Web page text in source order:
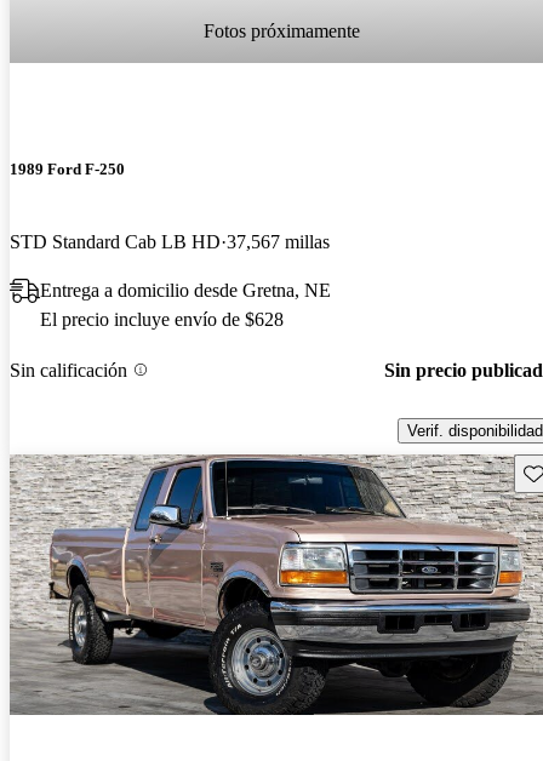
Fotos próximamente
1989 Ford F-250
STD Standard Cab LB HD 37,567 millas
Entrega a domicilio desde Gretna, NE
El precio incluye envío de $628
Sin calificación Sin precio
Verif. disponibilidad